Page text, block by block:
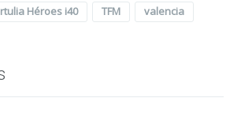
Héroes i40 TFM valencia